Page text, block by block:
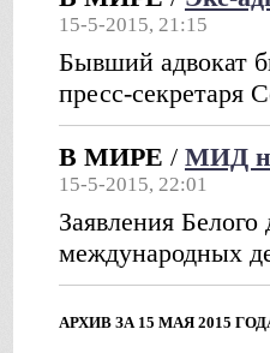
15-5-2015, 21:15
Бывший адвокат
пресс-секретаря
В МИРЕ / МИД
15-5-2015, 22:01
Заявления
международных
АРХИВ ЗА 15 МАЯ 2015